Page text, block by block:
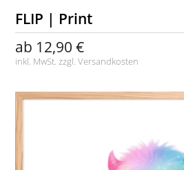
FLIP | Print
ab 12,90 €
inkl. MwSt. zzgl.Versandkosten